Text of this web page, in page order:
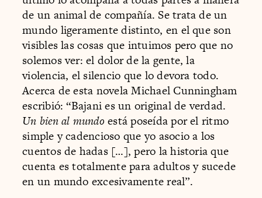
de un animal de compañía. Se trata de un
mundo ligeramente distinto, en el que son
visibles las cosas que intuimos pero que no
solemos ver: el dolor de la gente, la
violencia, el silencio que lo devora todo.
Acerca de esta novela Michael Cunningham
escribió: “Bajani es un original de verdad.
Un bien al mundoestá poseída por el ritmo
simple y cadencioso que yo asocio a los
cuentos de hadas […], pero la historia que
cuenta es totalmente para adultos y sucede
en un mundo excesivamente real”.